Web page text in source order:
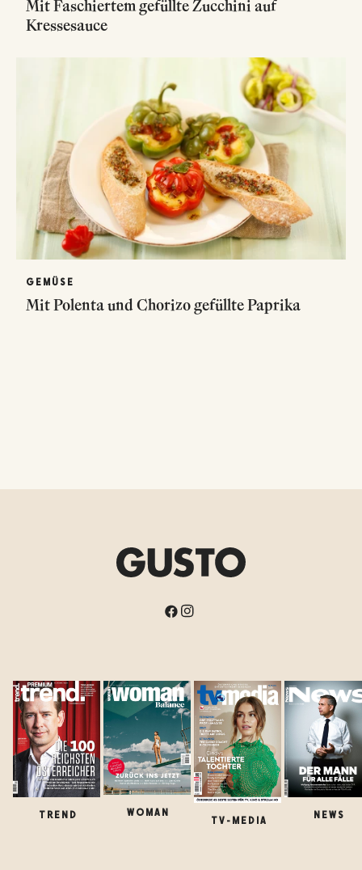
Mit Faschiertem gefüllte Zucchini auf
Kressesauce
GEMÜSE
Mit Polenta und Chorizo gefüllte Paprika
TREND WOMAN
TV-MEDIA
NEWS